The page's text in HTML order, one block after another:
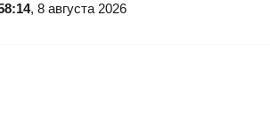
, 8 августа 2026